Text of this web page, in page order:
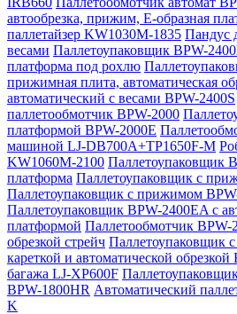
автообрезка, прижим, Е-образная
паллетайзер KW1030M-1835 Пандус
весами Паллетоупаковщик BPW-
платформа под рохлю
прижимная плита, автоматическая
автоматический с весами BPW-2400S
паллетообмотчик BPW-2000
платформой BPW-2000E
машиной LJ-DB700A+TP1650F-M
KW1060M-2100 Паллетоупаковщик
платформа Паллетоупаковщик с
Паллетоупаковщик с прижимом
Паллетоупаковщик BPW-2400EA с
платформой Паллетообмотчик BPW-
обрезкой стрейч Паллетоупаковщик
кареткой и автоматической обрезкой
багажа LJ-XP600F
BPW-1800HR Автоматический
K